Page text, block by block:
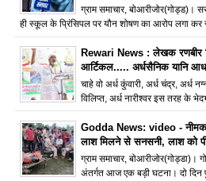
ग्राम समाचार, बोआरीजोर(गोड्ड)।
ही स्कूल के प्रिंसिपल पर यौन शोषण का आरोप लगा कर
Rewari News : लेखक
आर्टिकल..... अर्धसैनिक यानि
चाहे वो अर्ध कुंवारी, अर्ध चंद्र, अर्ध
विलिप्त, अर्ध नारीश्वर इस तरह के
Godda News: video -
लाश मिलने से सनसनी, लाश को
ग्राम समाचार, बोआरीजोर(गोड्डा)।
अंतर्गत आज एक बड़ी घटना। दो दिन